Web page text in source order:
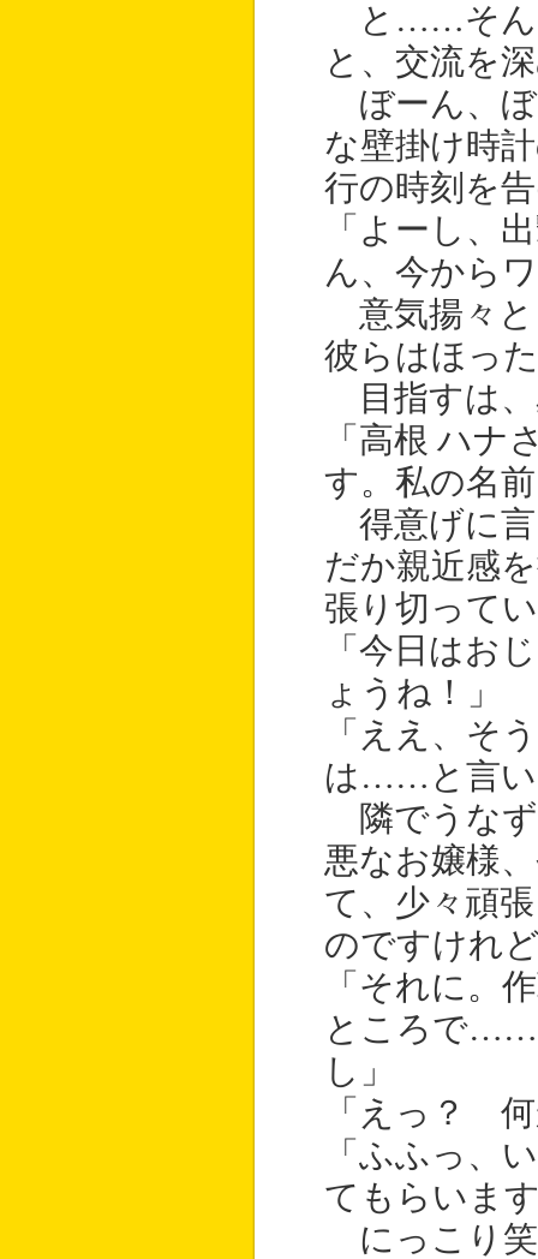
と……そん
と、交流を
ぼーん、
な壁掛け時
行の時刻を
「よーし、
ん、今から
意気揚々と
彼らはほっ
目指すは、
「高根 ハ
す。私の名
得意げに
だか親近感
張り切って
「今日はお
ょうね！」
「ええ、そ
は……と言い
隣でうな
悪なお嬢様
て、少々頑
のですけれ
「それに。
ところで……
し」
「えっ？
「ふふっ、
てもらいま
にっこり笑